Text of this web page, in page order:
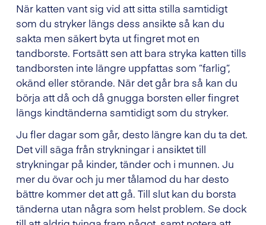
När katten vant sig vid att sitta stilla samtidigt
som du stryker längs dess ansikte så kan du
sakta men säkert byta ut fingret mot en
tandborste. Fortsätt sen att bara stryka katten tills
tandborsten inte längre uppfattas som ”farlig”,
okänd eller störande. När det går bra så kan du
börja att då och då gnugga borsten eller fingret
längs kindtänderna samtidigt som du stryker.
Ju fler dagar som går, desto längre kan du ta det.
Det vill säga från strykningar i ansiktet till
strykningar på kinder, tänder och i munnen. Ju
mer du övar och ju mer tålamod du har desto
bättre kommer det att gå. Till slut kan du borsta
tänderna utan några som helst problem. Se dock